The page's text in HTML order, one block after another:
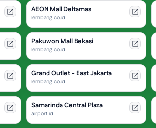
AEON Mall Deltamas
lembang.co.id
Pakuwon Mall Bekasi
lembang.co.id
Grand Outlet - East Jakarta
lembang.co.id
Samarinda Central Plaza
airport.id